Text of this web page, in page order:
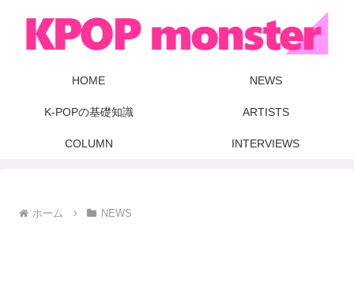
HOME NEWS
K-POPの基礎知識 ARTISTS
COLUMN INTERVIEWS
ホーム NEWS